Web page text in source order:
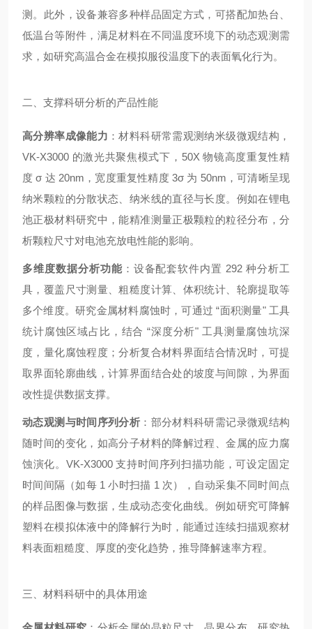
测。此外，设备兼容多种样品固定方式，可搭配加热台、
低温台等附件，满足材料在不同温度环境下的动态观测需
求，如研究高温合金在模拟服役温度下的表面氧化行为。
二、支撑科研分析的产品性能
高分辨率成像能力 ：材料科研常需观测纳米级微观结构，
VK-X3000 的激光共聚焦模式下，50X 物镜高度重复性精
度 σ 达 20nm，宽度重复性精度 3σ 为 50nm，可清晰呈现
纳米颗粒的分散状态、纳米线的直径与长度。例如在锂电
池正极材料研究中，能精准测量正极颗粒的粒径分布，分
析颗粒尺寸对电池充放电性能的影响。
多维度数据分析功能 ：设备配套软件内置 292 种分析工
具，覆盖尺寸测量、粗糙度计算、体积统计、轮廓提取等
多个维度。研究金属材料腐蚀时，可通过 “面积测量" 工具
统计腐蚀区域占比，结合 “深度分析" 工具测量腐蚀坑深
度，量化腐蚀程度；分析复合材料界面结合情况时，可提
取界面轮廓曲线，计算界面结合处的坡度与间隙，为界面
改性提供数据支撑。
动态观测与时间序列分析 ：部分材料科研需记录微观结构
随时间的变化，如高分子材料的降解过程、金属的应力腐
蚀演化。VK-X3000 支持时间序列扫描功能，可设定固定
时间间隔（如每 1 小时扫描 1 次），自动采集不同时间点
的样品图像与数据，生成动态变化曲线。例如研究可降解
塑料在模拟体液中的降解行为时，能通过连续扫描观察材
料表面粗糙度、厚度的变化趋势，推导降解速率方程。
三、材料科研中的具体用途